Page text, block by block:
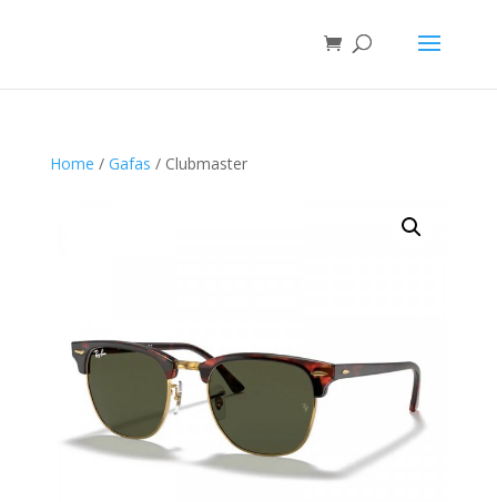
Home / Gafas / Clubmaster